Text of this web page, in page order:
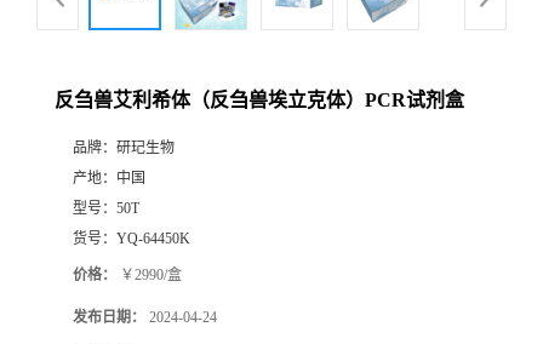
反刍兽艾利希体（反刍兽埃立克体）PCR试剂盒
品牌： 研玘生物
产地： 中国
型号： 50T
货号： YQ-64450K
价格： ￥2990/盒
发布日期： 2024-04-24